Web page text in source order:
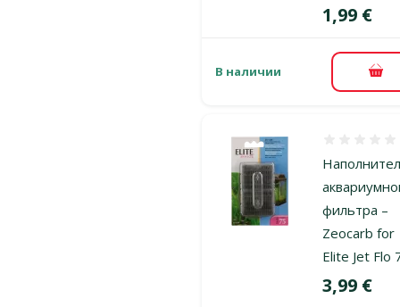
Цена
1,99 €
В наличии В
фильтра –
Zeocarb for
Elite Jet Flo
Цена
3,99 €